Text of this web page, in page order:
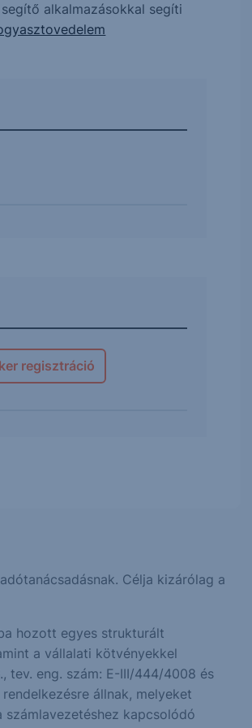
alkalmazásokkal segíti
regisztráció
Célja kizárólag a
hozott egyes strukturált
a vállalati kötvényekkel
tev. eng. szám: E-III/444/4008 és
állnak, melyeket
kapcsolódó